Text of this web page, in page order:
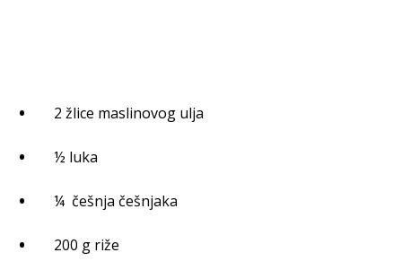
2 žlice maslinovog ulja
½ luka
¼ češnja češnjaka
200 g riže